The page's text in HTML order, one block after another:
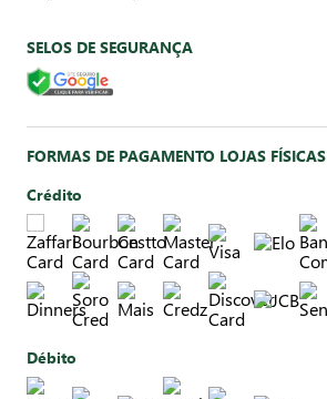
SELOS DE SEGURANÇA
FORMAS DE PAGAMENTO LOJAS FÍSICAS
Crédito
Débito